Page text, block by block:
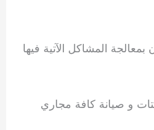
المشاكل الآتية فيها
و صيانة كافة مجاري